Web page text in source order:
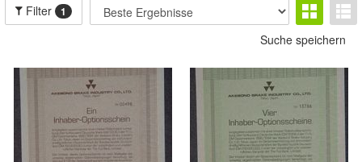
Filter 1
Suche speichern